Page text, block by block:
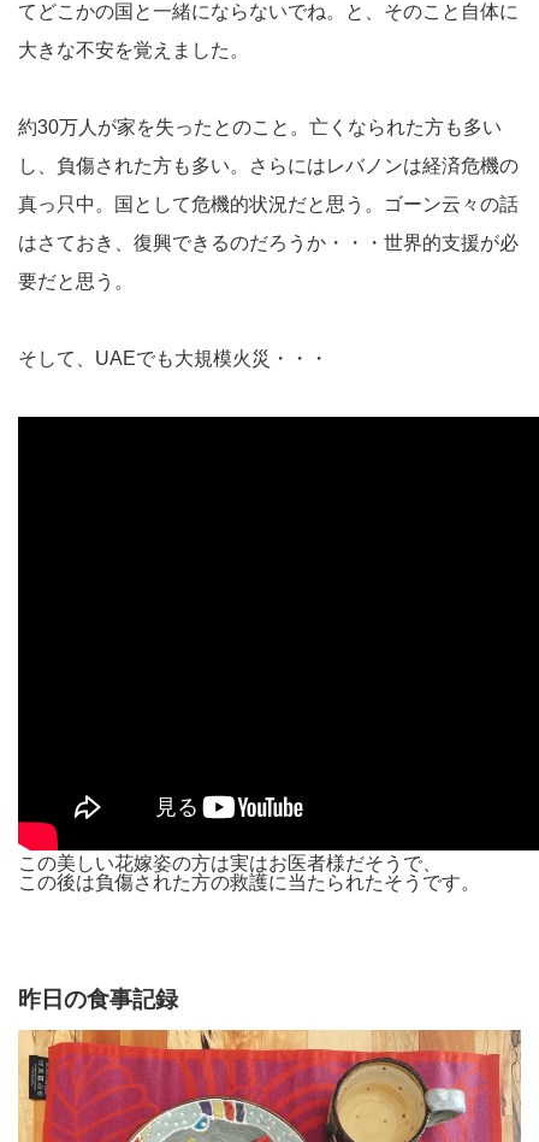
てどこかの国と一緒にならないでね。と、そのこと自体に
大きな不安を覚えました。
約30万人が家を失ったとのこと。亡くなられた方も多い
し、負傷された方も多い。さらにはレバノンは経済危機の
真っ只中。国として危機的状況だと思う。ゴーン云々の話
はさておき、復興できるのだろうか・・・世界的支援が必
要だと思う。
そして、UAEでも大規模火災・・・
この美しい花嫁姿の方は実はお医者様だそうで、
この後は負傷された方の救護に当たられたそうです。
昨日の食事記録